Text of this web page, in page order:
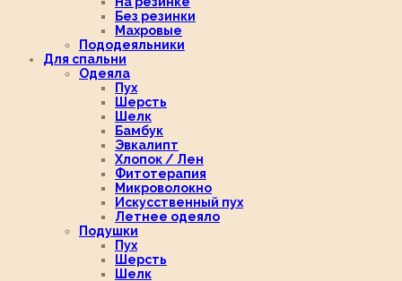
Без резинки
Махровые
Пододеяльники
Для спальни
Одеяла
Пух
Шерсть
Шелк
Бамбук
Эвкалипт
Хлопок / Лен
Фитотерапия
Микроволокно
Искусственный пух
Летнее одеяло
Подушки
Пух
Шерсть
Шелк